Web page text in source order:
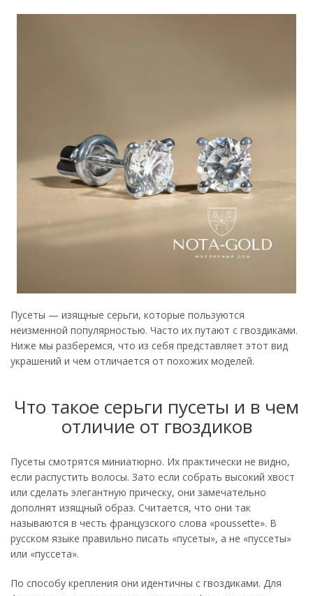
Пусеты — изящные серьги, которые пользуются
неизменной популярностью. Часто их путают с гвоздиками.
Ниже мы разберемся, что из себя представляет этот вид
украшений и чем отличается от похожих моделей.
Что такое серьги пусеты и в чем
отличие от гвоздиков
Пусеты смотрятся миниатюрно. Их практически не видно,
если распустить волосы. Зато если собрать высокий хвост
или сделать элегантную прическу, они замечательно
дополнят изящный образ. Считается, что они так
называются в честь французского слова «poussette». В
русском языке правильно писать «пусеты», а не «пуссеты»
или «пуссета».
По способу крепления они идентичны с гвоздиками. Для